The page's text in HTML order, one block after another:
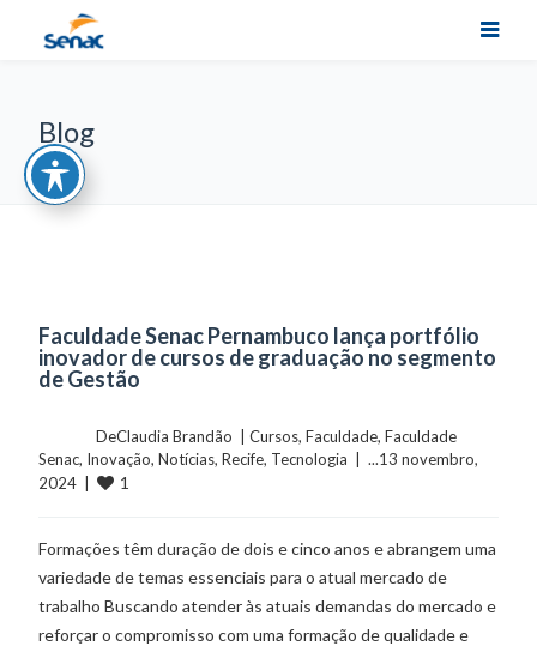
Blog
Faculdade Senac Pernambuco lança portfólio
inovador de cursos de graduação no segmento
de Gestão
	    	DeClaudia Brandão  |
Cursos, Faculdade, Faculdade
Senac, Inovação, Notícias, Recife, Tecnologia
  |  ...13 novembro,
2024  |
1
Formações têm duração de dois e cinco anos e abrangem uma
variedade de temas essenciais para o atual mercado de
trabalho Buscando atender às atuais demandas do mercado e
reforçar o compromisso com uma formação de qualidade e